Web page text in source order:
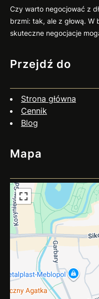
zastanawiasz się nad
sądu, zapraszam do
pomogę w ocenie
Czy warto negocjować z
brzmi: tak, ale z głową.
skuteczne negocjacje
dłużnikiem często
efekty. Dlaczego warto
zawsze. Jeśli dłużnik
nieuczciwie…
Przejdź do
Strona główna
Cennik
Blog
Mapa